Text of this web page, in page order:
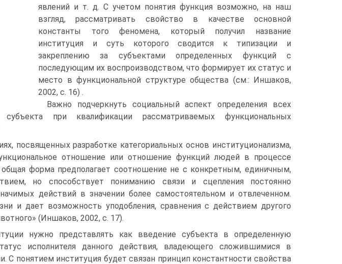
явлений и т. д. С учетом понятия функция возможно, на наш
взгляд, рассматривать свойство в качестве основной
константы того феномена, который получил название
институция и суть которого сводится к типизации и
закреплению за субъектами определенных функций с
последующим их воспроизводством, что формирует их статус и
место в функциональной структуре общества (см.: Иншаков,
2002, с. 16) .
Важно подчеркнуть социальный аспект определения всех
субъекта при квалификации рассматриваемых функциональных
посвященных разработке категориальных основ институционализма,
отношение или отношение функций людей в процессе
форма предполагает соотношение не с конкретным, единичным,
но способствует пониманию связи и сцепления постоянно
действий в значении более самостоятельном и отвлеченном.
и дает возможность уподобления, сравнения с действием другого
(Иншаков, 2002, с. 17).
нужно представлять как введение субъекта в определенную
исполнителя данного действия, владеющего сложившимися в
С понятием институция будет связан принцип константности свойства